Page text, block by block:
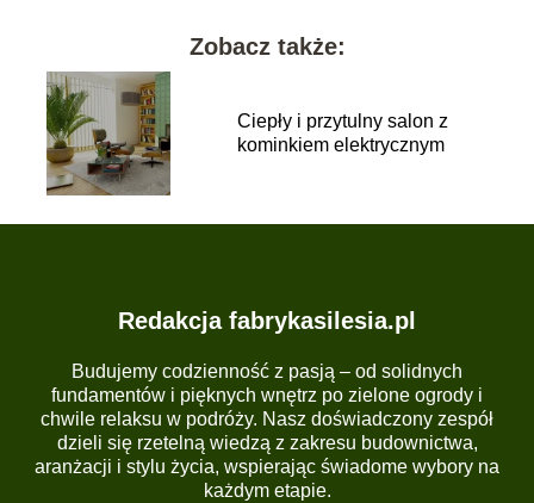
Zobacz także:
Ciepły i przytulny salon z
kominkiem elektrycznym
Redakcja fabrykasilesia.pl
Budujemy codzienność z pasją – od solidnych
fundamentów i pięknych wnętrz po zielone ogrody i
chwile relaksu w podróży. Nasz doświadczony zespół
dzieli się rzetelną wiedzą z zakresu budownictwa,
aranżacji i stylu życia, wspierając świadome wybory na
każdym etapie.